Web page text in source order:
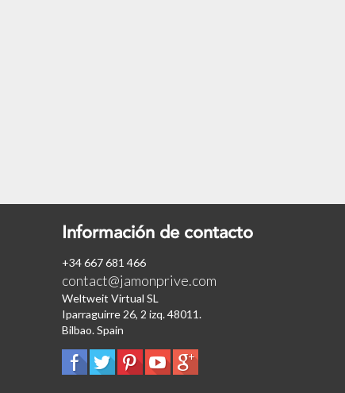
Información de contacto
+34 667 681 466
contact@jamonprive.com
Weltweit Virtual SL
Iparraguirre 26, 2 izq. 48011.
Bilbao. Spain